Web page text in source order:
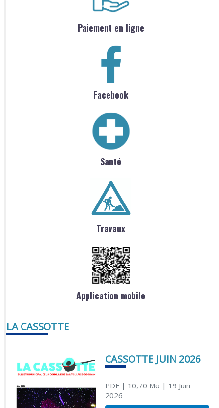
Paiement en ligne
Facebook
Santé
Travaux
Application mobile
LA CASSOTTE
CASSOTTE JUIN 2026
PDF| 10,70 Mo | 19 Juin
2026